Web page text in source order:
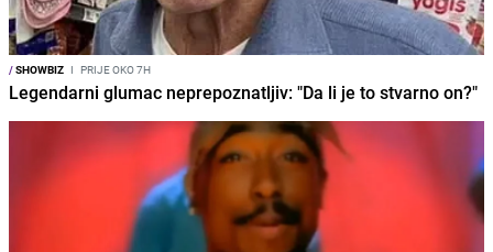
/SHOWBIZ I PRIJE OKO 7H
Legendarni glumac neprepoznatljiv: "Da li je to stvarno on?"